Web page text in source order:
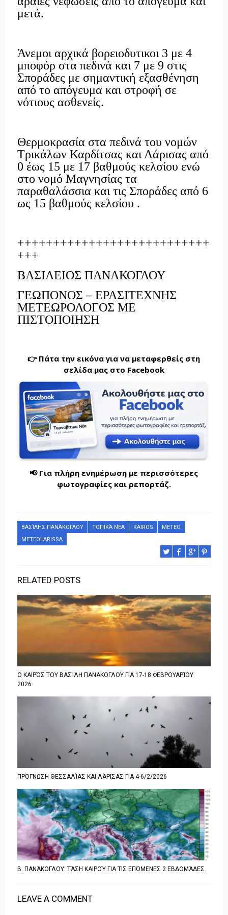
μετά.
Άνεμοι αρχικά βορειοδυτικοι 3 με 4
μποφόρ στα πεδινά και 7 με 9 στις
Σποράδες με σημαντική εξασθένηση
από το απόγευμα και στροφή σε
νότιους ασθενείς.
Θερμοκρασία στα πεδινά του νομών
Τρικάλων Καρδίτσας και Λάρισας από
0 έως 15 με 17 βαθμούς κελσίου ενώ
στο νομό Μαγνησίας τα
παραθαλάσσια και τις Σποράδες από 6
ως 15 βαθμούς κελσίου .
+++++++++++++++++++++++++++
+++
ΒΑΣΙΛΕΙΟΣ ΠΑΝΑΚΟΓΛΟΥ
ΓΕΩΠΟΝΟΣ – ΕΡΑΣΙΤΕΧΝΗΣ
ΜΕΤΕΩΡΟΛΟΓΟΣ ΜΕ
ΠΙΣΤΟΠΟΙΗΣΗ
👉 Πάτα την εικόνα για να μεταφερθείς στη
σελίδα μας στο Facebook
📢 Για πλήρη ενημέρωση με περισσότερες
φωτογραφίες και ρεπορτάζ.
ΒΑΣΊΛΗΣ ΠΑΝΆΚΟΓΛΟΥ ΤΟΠΙΚΆ ΝΈΑ KAIROS
METEO
METEOLARISSA
RELATED POSTS
Ο ΚΑΙΡΌΣ ΤΟΥ ΒΑΣΊΛΗ ΠΑΝΑΚΟΓΛΟΥ ΓΙΑ 17-18 ΦΕΒΡΟΥΑΡΊΟΥ
2026
ΠΡΌΓΝΩΣΗ ΘΕΣΣΑΛΊΑΣ ΚΑΙ ΛΆΡΙΣΑΣ ΓΙΑ 4-6/2/2026
B. ΠΑΝΆΚΟΓΛΟΥ: ΤΆΣΗ ΚΑΙΡΟΎ ΓΙΑ ΤΙΣ ΕΠΌΜΕΝΕΣ 2 ΕΒΔΟΜΆΔΕΣ
LEAVE A COMMENT